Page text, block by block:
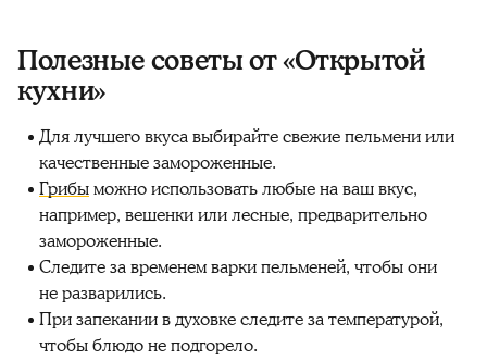
Полезные советы от «Открытой
кухни»
Для лучшего вкуса выбирайте свежие пельмени или
качественные замороженные.
Грибыможно использовать любые на ваш вкус,
например, вешенки или лесные, предварительно
замороженные.
Следите за временем варки пельменей, чтобы они
не разварились.
При запекании в духовке следите за температурой,
чтобы блюдо не подгорело.